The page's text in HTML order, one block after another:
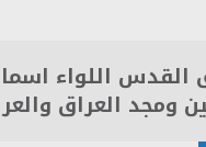
القدس اللواء
ومجد العراق